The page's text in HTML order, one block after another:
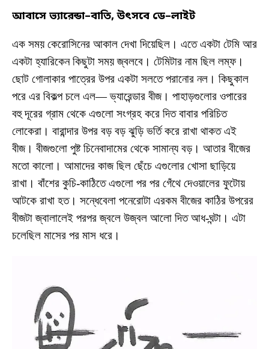
আবাসে ভ্যারেন্ডা–বাতি,উৎসবে ডে–লাইট
এক সময় কেরোসিনের আকাল দেখা দিয়েছিল। এতে একটা টেমি আর
একটা হ্যারিকেন কিছুটা সময় জ্বলবে। টেমিটার নাম ছিল লম্ফ।
ছোট গোলাকার পাত্রের উপর একটা সলতে পরানোর নল। কিছুকাল
পরে এর বিকল্প চলে এল— ভ্যারেন্ডার বীজ। পাহাড়গুলোর ওপারের
বহু দূরের গ্রাম থেকে এগুলো সংগ্রহ করে দিত বাবার পরিচিত
লোকেরা। বারান্দার উপর বড় বড় ঝুড়ি ভর্তি করে রাখা থাকত এই
বীজ। বীজগুলো পুষ্ট চিনেবাদামের থেকে সামান্য বড়। আতার বীজের
মতো কালো। আমাদের কাজ ছিল ছেঁচে এগুলোর খোসা ছাড়িয়ে
রাখা। বাঁশের কুচি-কাঠিতে এগুলো পর পর গেঁথে দেওয়ালের ফুটোয়
আটকে রাখা হত। সন্ধেবেলা পনেরোটা এরকম বীজের কাঠির উপরের
বীজটা জ্বালালেই পরপর জ্বলে উজ্বল আলো দিত আধ-ঘন্টা। এটা
চলেছিল মাসের পর মাস ধরে।